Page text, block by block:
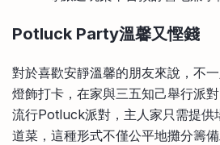
Potluck Party溫馨又慳錢
對於喜歡安靜溫馨的朋友來說，不
燈飾打卡，在家與三五知己舉行派
流行Potluck派對，主人家只需提供
道菜，這種形式不僅公平地攤分籌